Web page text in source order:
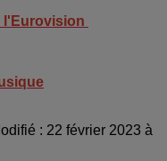
l'Eurovision
: 22 février 2023 à